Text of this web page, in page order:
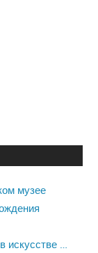
музее
искусстве …